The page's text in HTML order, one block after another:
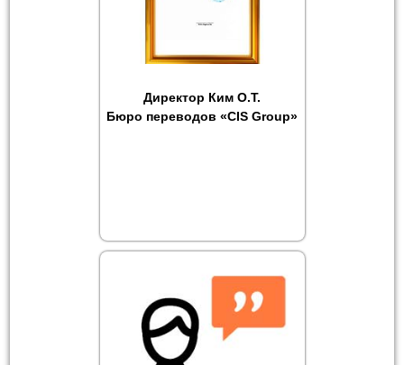
Директор Ким О.Т.
Бюро переводов «CIS Group»